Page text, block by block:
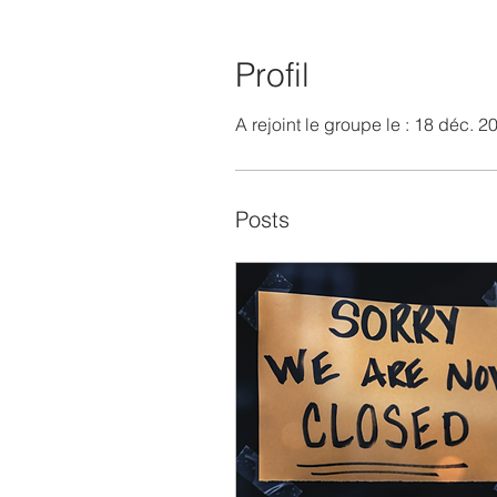
Profil
A rejoint le groupe le : 18 déc.
Posts